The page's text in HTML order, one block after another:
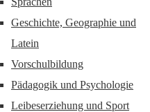
Geschichte, Geographie und
Latein
Vorschulbildung
Pädagogik und Psychologie
Leibeserziehung und Sport